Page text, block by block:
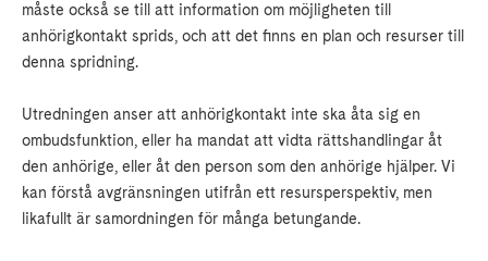
måste också se till att information om möjligheten till
anhörigkontakt sprids, och att det finns en plan och resurser till
denna spridning.
Utredningen anser att anhörigkontakt inte ska åta sig en
ombudsfunktion, eller ha mandat att vidta rättshandlingar åt
den anhörige, eller åt den person som den anhörige hjälper. Vi
kan förstå avgränsningen utifrån ett resursperspektiv, men
likafullt är samordningen för många betungande.